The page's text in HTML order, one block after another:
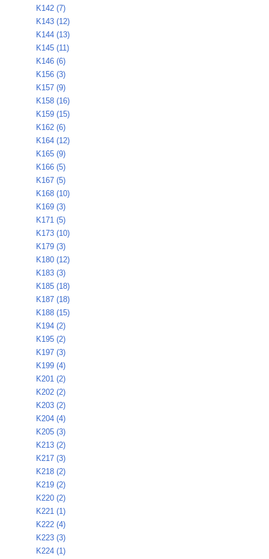
K142 (7)
K143 (12)
K144 (13)
K145 (11)
K146 (6)
K156 (3)
K157 (9)
K158 (16)
K159 (15)
K162 (6)
K164 (12)
K165 (9)
K166 (5)
K167 (5)
K168 (10)
K169 (3)
K171 (5)
K173 (10)
K179 (3)
K180 (12)
K183 (3)
K185 (18)
K187 (18)
K188 (15)
K194 (2)
K195 (2)
K197 (3)
K199 (4)
K201 (2)
K202 (2)
K203 (2)
K204 (4)
K205 (3)
K213 (2)
K217 (3)
K218 (2)
K219 (2)
K220 (2)
K221 (1)
K222 (4)
K223 (3)
K224 (1)